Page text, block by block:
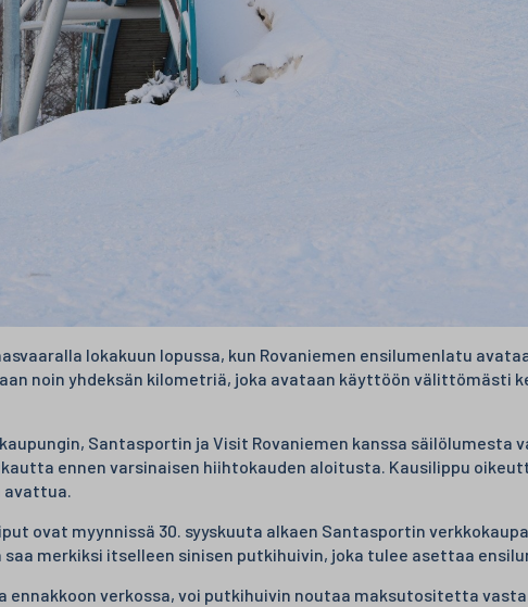
lokakuun lopussa, kun Rovaniemen ensilumenlatu
noin yhdeksän kilometriä, joka avataan käyttöön välittömästi
Santasportin ja Visit Rovaniemen kanssa
ennen varsinaisen hiihtokauden aloitusta. Kausilippu
avattua.
ovat myynnissä 30. syyskuuta alkaen Santasportin
merkiksi itselleen sinisen putkihuivin, joka tulee asettaa
ennakkoon verkossa, voi putkihuivin noutaa maksutositetta